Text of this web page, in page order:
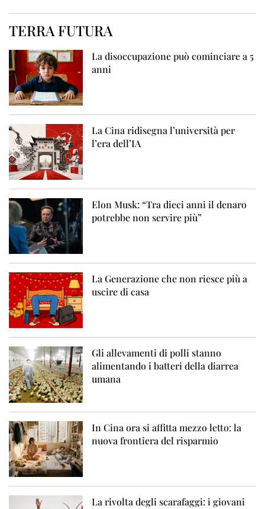
TERRA FUTURA
La disoccupazione può cominciare a 5
anni
La Cina ridisegna l’università per
l’era dell’IA
Elon Musk: “Tra dieci anni il denaro
potrebbe non servire più”
La Generazione che non riesce più a
uscire di casa
Gli allevamenti di polli stanno
alimentando i batteri della diarrea
umana
In Cina ora si affitta mezzo letto: la
nuova frontiera del risparmio
La rivolta degli scarafaggi: i giovani